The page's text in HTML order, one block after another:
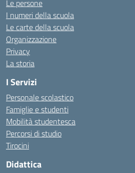
Le persone
I numeri della scuola
Le carte della scuola
Organizzazione
Privacy
La storia
I Servizi
Personale scolastico
Famiglie e studenti
Mobilità studentesca
Percorsi di studio
Tirocini
Didattica